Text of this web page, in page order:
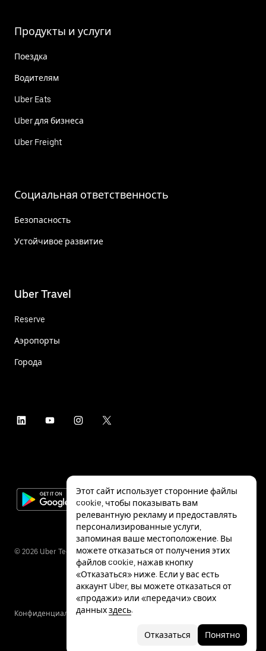
Продукты и услуги
Поездка
Водителям
Uber Eats
Uber для бизнеса
Uber Freight
Социальная ответственность
Безопасность
Устойчивое развитие
Uber Travel
Reserve
Аэропорты
Города
© 2026 Uber Technologies Inc.
КонфиденциальностьСпециальные
Этот сайт использует сторонние файлы
cookie, чтобы показывать вам
релевантную рекламу и предоставлять
персонализированные услуги,
запоминая ваше местоположение. Вы
можете отказаться от получения этих
файлов cookie, нажав кнопку
«Отказаться» ниже. Если у вас есть
аккаунт Uber, вы можете отказаться от
«продажи» или «передачи» своих
данныхздесь.
Отказаться Понятно